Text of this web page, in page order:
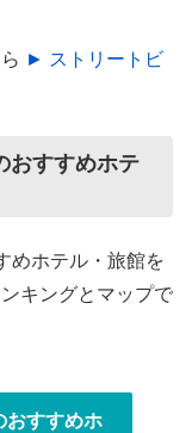
► ストリートビ
おすすめホテ
めホテル・旅館を
キングとマップで
おすすめホ